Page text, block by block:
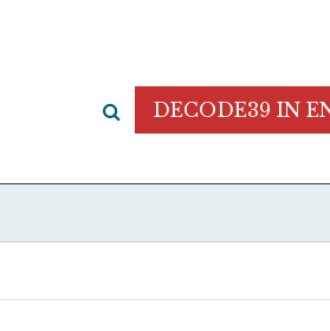
DECODE39 IN